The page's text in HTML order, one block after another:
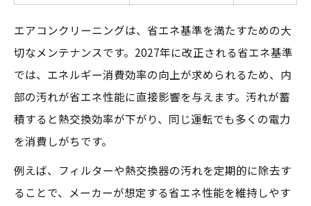
エアコンクリーニングは、省エネ基準を満たすための大
切なメンテナンスです。2027年に改正される省エネ基準
では、エネルギー消費効率の向上が求められるため、内
部の汚れが省エネ性能に直接影響を与えます。汚れが蓄
積すると熱交換効率が下がり、同じ運転でも多くの電力
を消費しがちです。
例えば、フィルターや熱交換器の汚れを定期的に除去す
ることで、メーカーが想定する省エネ性能を維持しやす